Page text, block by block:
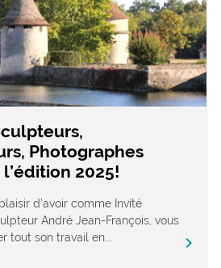
Photographes
2025!
d’avoir comme Invité
André Jean-François, vous
tout son travail en...
chevron_right